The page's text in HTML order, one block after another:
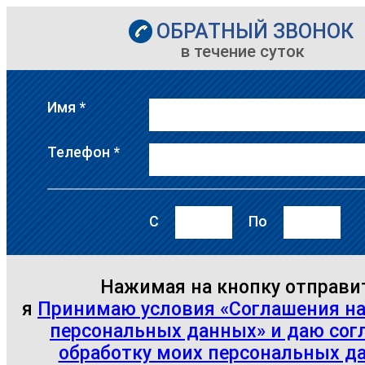
ОБРАТНЫЙ ЗВОНОК
в течение суток
Имя *
Телефон *
С По
Нажимая на кнопку
я Принимаю условия «Соглашения
персональных данных» и даю
обработку моих персональных